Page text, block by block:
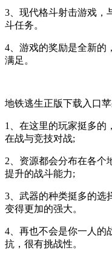
3、现代格斗射击游戏，
斗任务。
4、游戏的奖励是全新的
满足。
地铁逃生正版下载入口苹
1、在这里的玩家挺多的
在战与竞技对战;
2、资源都会分布在各个
提升的战斗能力;
3、武器的种类挺多的选
变得更加的强大。
4、再也不会是你一人的
抗，很有挑战性。